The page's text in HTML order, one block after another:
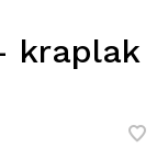
kraplak